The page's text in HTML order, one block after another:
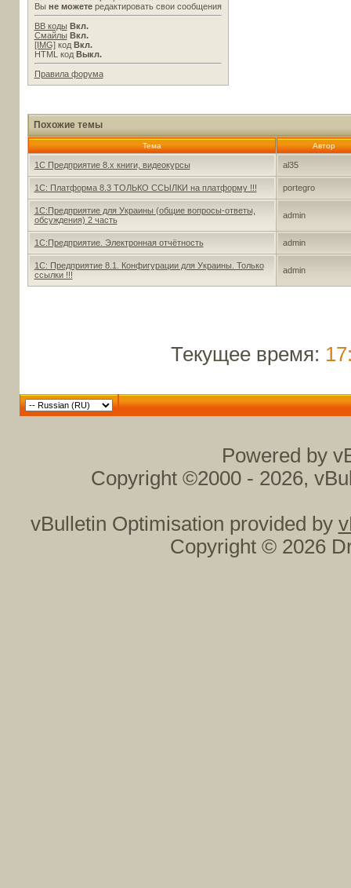
Вы не можетередактировать свои сообщения
BB коды Вкл.
Смайлы Вкл.
[IMG]код Вкл.
HTML код Выкл.
Правила форума
Похожие темы
Тема Автор
1С Предприятие 8.х книги, видеокурсы al35
1С: Платформа 8.3 ТОЛЬКО ССЫЛКИ на платформу !!! portegro
1С:Предприятие для Украины (общие вопросы-ответы,
обсуждения) 2 часть
admin
1С:Предприятие. Электронная отчётность admin
1С: Предприятие 8.1. Конфигурации для Украины. Только
ссылки !!!
admin
Текущее время:
Powered by
Copyright ©2000 - 2026,
vBulletin Optimisation provided by
Copyright © 2026